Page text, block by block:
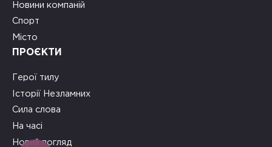
Новини компаній
Спорт
Місто
ПРОЄКТИ
Герої тилу
Історії Незламних
Сила слова
На часі
Новий погляд